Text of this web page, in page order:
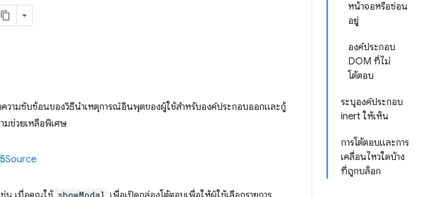
หน้าจอหรือซ่อน
อยู่
องค์ประกอบ
DOM ที่ไม่
โต้ตอบ
ระบุองค์ประกอบ
inert ให้เห็น
การโต้ตอบและการ
เคลื่อนไหวใดบ้าง
ที่ถูกบล็อก
วามซับซ้อนของวิธีนําเหตุการณ์อินพุตของผู้ใช้สําหรับองค์ประกอบออกและกู้
มช่วยเหลือพิเศษ
Source